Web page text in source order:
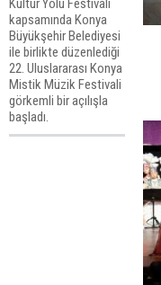
Kültür Yolu Festivali
kapsamında Konya
Büyükşehir Belediyesi
ile birlikte düzenlediği
22. Uluslararası Konya
Mistik Müzik Festivali
görkemli bir açılışla
başladı.